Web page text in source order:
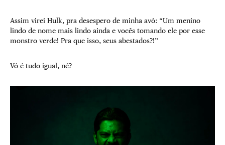
Assim virei Hulk, pra desespero de minha avó: “Um menino
lindo de nome mais lindo ainda e vocês tomando ele por esse
monstro verde! Pra que isso, seus abestados?!”
Vó é tudo igual, né?